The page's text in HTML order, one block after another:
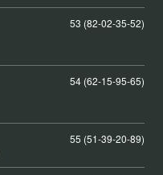
53 (82-02-35-52)
54 (62-15-95-65)
55 (51-39-20-89)